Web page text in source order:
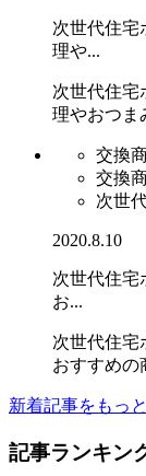
次世代住宅
理や...
次世代住宅
理やおつま
交換
交換
次世
2020.8.10
次世代住宅
お...
次世代住宅
おすすめの
新着記事をもっ
記事ランキン